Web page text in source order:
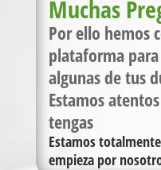
Muchas
Por ello hemos
plataforma
algunas de tus
Estamos
tengas
Estamos
empieza por